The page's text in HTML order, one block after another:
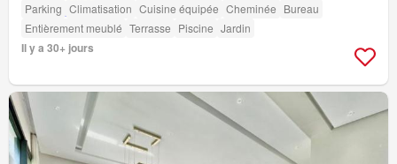
Parking Climatisation Cuisine équipée Cheminée Bureau
Entièrement meublé Terrasse Piscine Jardin
Il y a 30+ jours